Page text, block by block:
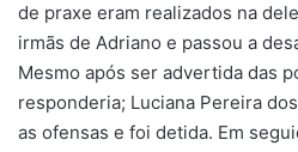
de praxe eram realizados na
irmãs de Adriano e passou a
Mesmo após ser advertida das
responderia; Luciana Pereira
as ofensas e foi detida. Em